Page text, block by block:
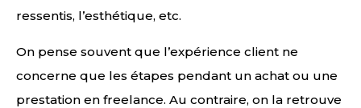
ressentis, l’esthétique, etc.
On pense souvent que l’expérience client ne
concerne que les étapes pendant un achat ou une
prestation en freelance. Au contraire, on la retrouve